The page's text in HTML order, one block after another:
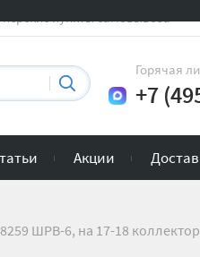
пункты самовывоза
Горячая
+7
Акции
ШРВ-6, на 17-18